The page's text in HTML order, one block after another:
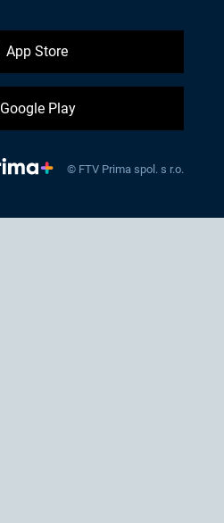
App Store
Google Play
© FTV Prima spol. s r.o.